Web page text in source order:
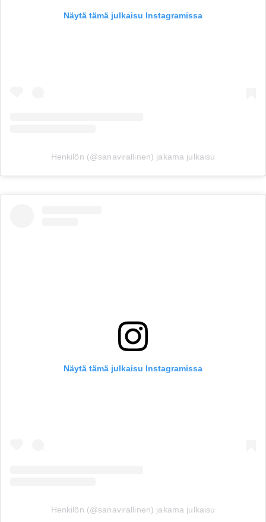
Näytä tämä julkaisu Instagramissa
Henkilön (@sanavirallinen) jakama julkaisu
Näytä tämä julkaisu Instagramissa
Henkilön (@sanavirallinen) jakama julkaisu